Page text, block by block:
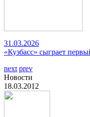
31.03.2026
«Кузбасс» сыграет
next prev
Новости
18.03.2012